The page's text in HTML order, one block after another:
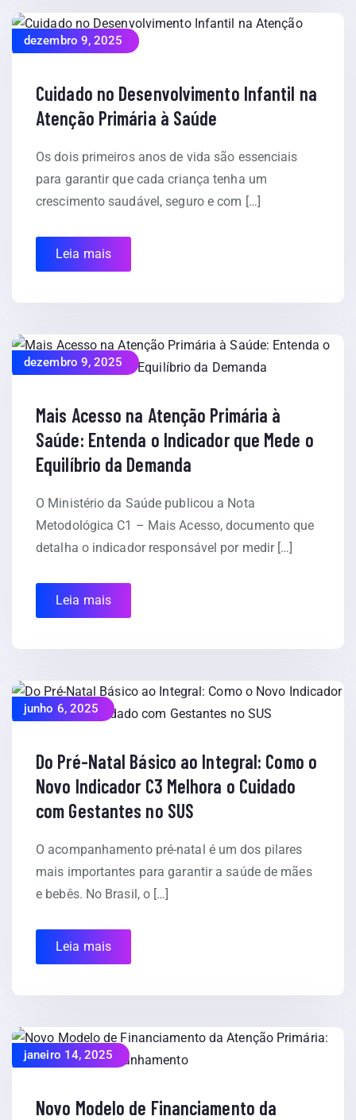
dezembro 9, 2025
Cuidado no Desenvolvimento Infantil na
Atenção Primária à Saúde
Os dois primeiros anos de vida são essenciais
para garantir que cada criança tenha um
crescimento saudável, seguro e com […]
Leia mais
dezembro 9, 2025
Mais Acesso na Atenção Primária à
Saúde: Entenda o Indicador que Mede o
Equilíbrio da Demanda
O Ministério da Saúde publicou a Nota
Metodológica C1 – Mais Acesso, documento que
detalha o indicador responsável por medir […]
Leia mais
junho 6, 2025
Do Pré-Natal Básico ao Integral: Como o
Novo Indicador C3 Melhora o Cuidado
com Gestantes no SUS
O acompanhamento pré-natal é um dos pilares
mais importantes para garantir a saúde de mães
e bebês. No Brasil, o […]
Leia mais
janeiro 14, 2025
Novo Modelo de Financiamento da